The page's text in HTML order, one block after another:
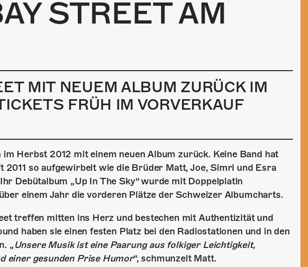
STREET AM
MIT NEUEM ALBUM ZURÜCK IM
FRÜH IM VORVERKAUF
Herbst 2012 mit einem neuen Album zurück. Keine Band hat
2011 so aufgewirbelt wie die Brüder Matt, Joe, Simri und Esra
Debütalbum „Up In The Sky“ wurde mit Doppelplatin
einem Jahr die vorderen Plätze der Schweizer Albumcharts.
treffen mitten ins Herz und bestechen mit Authentizität und
haben sie einen festen Platz bei den Radiostationen und in den
„Unsere Musik ist eine Paarung aus folkiger Leichtigkeit,
einer gesunden Prise Humor“, schmunzelt Matt.